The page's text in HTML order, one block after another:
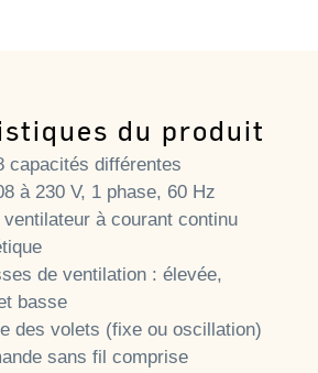
du produit
capacités différentes
à 230 V, 1 phase, 60 Hz
ventilateur à courant continu
de ventilation : élevée,
basse
des volets (fixe ou oscillation)
sans fil comprise